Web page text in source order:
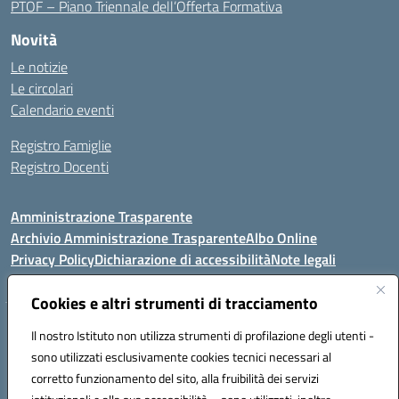
Cookies e altri strumenti di tracciamento
Il nostro Istituto non utilizza strumenti di profilazione degli utenti -
sono utilizzati esclusivamente cookies tecnici necessari al
corretto funzionamento del sito, alla fruibilità dei servizi
PTOF – Piano Triennale dell’Offerta Formativa
Novità
Le notizie
Le circolari
Calendario eventi
Registro Famiglie
Registro Docenti
Amministrazione Trasparente
Archivio Amministrazione TrasparenteAlbo Online
Privacy PolicyDichiarazione di accessibilitàNote legali
Istituto Comprensivo Statale
Via Cupa Campanariello, 5 - 80059, Torre del Greco (NA)
Tel. +39 0818834377 - Fax +39 0818834377 - Cod.Fisc. 95170530638